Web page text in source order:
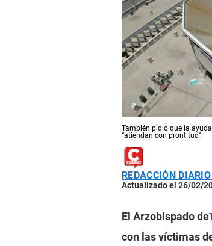
También pidió que la
“atiendan con prontitud".
REDACCIÓN
Actualizado el 26/02/
El Arzobispado de
con las víctimas